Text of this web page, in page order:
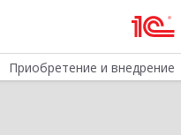
Приобретение и внедрение